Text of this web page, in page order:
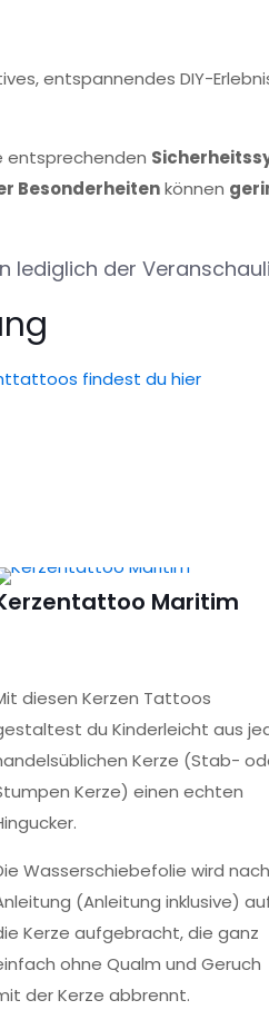
entspannendes DIY-
entsprechenden
Besonderheitenkönnen
lediglich der
findest du hier
Maritim
diesen Kerzen Tattoos
du Kinderleicht aus
Kerze (Stab-
Kerze) einen echten
Wasserschiebefolie wird nach
(Anleitung inklusive)
Kerze aufgebracht, die ganz
ohne Qualm und Geruch
der Kerze abbrennt.